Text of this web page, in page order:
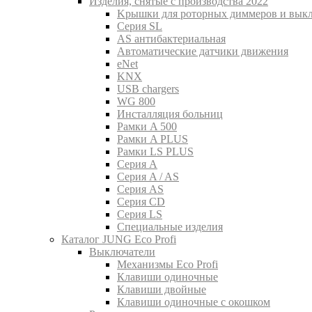
Kрышки для роторных диммеров и
Серия SL
AS антибактериальная
Aвтоматические датчики движения
eNet
KNX
USB chargers
WG 800
Инсталляция больниц
Рамки A 500
Рамки A PLUS
Рамки LS PLUS
Серия A
Серия A / AS
Серия AS
Серия CD
Серия LS
Специальные изделия
Каталог JUNG Eco Profi
Выключатели
Механизмы Eco Profi
Клавиши одиночные
Клавиши двойные
Клавиши одиночные с окошком